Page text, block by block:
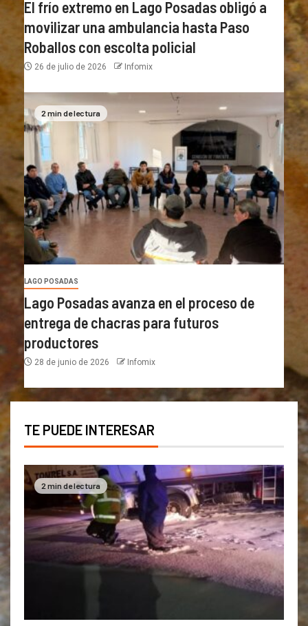
El frío extremo en Lago Posadas obligó a
movilizar una ambulancia hasta Paso
Roballos con escolta policial
26 de julio de 2026 Infomix
2 min de lectura
LAGO POSADAS
Lago Posadas avanza en el proceso de
entrega de chacras para futuros
productores
28 de junio de 2026 Infomix
TE PUEDE INTERESAR
2 min de lectura